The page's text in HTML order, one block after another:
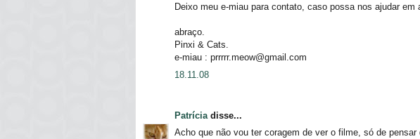
Deixo meu e-miau para contato, caso possa nos ajudar em
abraço.
Pinxi & Cats.
e-miau : prrrrr.meow@gmail.com
18.11.08
Patrícia disse...
Acho que não vou ter coragem de ver o filme, só de